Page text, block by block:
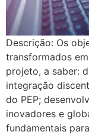
Descrição: Os
transformados
projeto, a saber:
integração
do PEP;
inovadores e
fundamentais